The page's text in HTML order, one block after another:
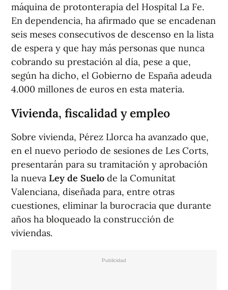
máquina de protonterapia del Hospital La Fe.
En dependencia, ha afirmado que se encadenan
seis meses consecutivos de descenso en la lista
de espera y que hay más personas que nunca
cobrando su prestación al día, pese a que,
según ha dicho, el Gobierno de España adeuda
4.000 millones de euros en esta materia.
Vivienda, fiscalidad y empleo
Sobre vivienda, Pérez Llorca ha avanzado que,
en el nuevo periodo de sesiones de Les Corts,
presentarán para su tramitación y aprobación
la nueva Ley de Suelo de la Comunitat
Valenciana, diseñada para, entre otras
cuestiones, eliminar la burocracia que durante
años ha bloqueado la construcción de
viviendas.